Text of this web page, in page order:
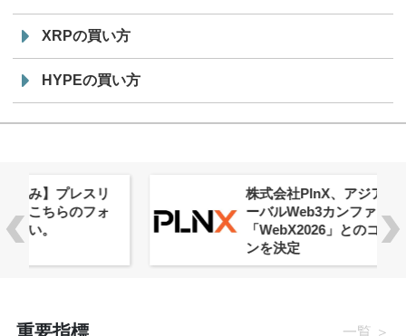
XRPの買い方
HYPEの買い方
株式会社PlnX、アジア最大級のグロ
ーバルWeb3カンファレンス
「WebX2026」とのコラボレーショ
重要指標 一覧